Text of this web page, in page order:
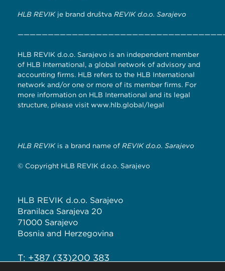
HLB REVIKje brand društva REVIK d.o.o. Sarajevo
HLB REVIK d.o.o. Sarajevo is an independent member
of HLB International, a global network of advisory and
accounting firms. HLB refers to the HLB International
network and/or one or more of its member firms. For
more information on HLB International and its legal
structure, please visit www.hlb.global/legal
HLB REVIKis a brand name of REVIK d.o.o. Sarajevo
© Copyright HLB REVIK d.o.o. Sarajevo
HLB REVIK d.o.o. Sarajevo
Branilaca Sarajeva 20
71000 Sarajevo
Bosnia and Herzegovina
T: +387 (33)200 383